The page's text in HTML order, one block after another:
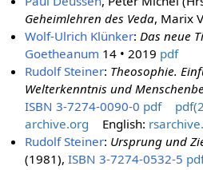
Paul Deussen , Peter Michel
Geheimlehren des Veda, Marix
Wolf-Ulrich Klünker:Das neue
Goetheanum14 • 2019pdf
Rudolf Steiner:Theosophie.
Welterkenntnis und
ISBN 3-7274-0090-0 pdf
archive.org
English:
Rudolf Steiner:Ursprung und